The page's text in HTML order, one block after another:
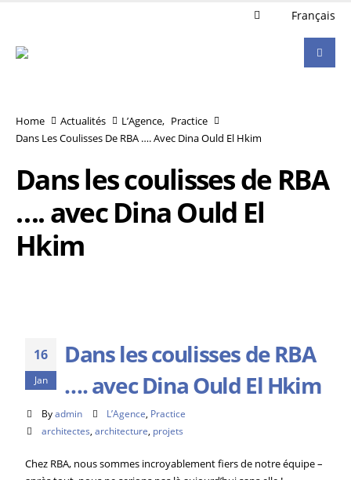
Français
Dans les coulisses de RBA
…. avec Dina Ould El
Hkim
Home Actualités L’Agence, Practice
Dans Les Coulisses De RBA …. Avec Dina Ould El Hkim
16
Jan
Dans les coulisses de RBA
…. avec Dina Ould El Hkim
By admin L’Agence Practice
architectes architecture projets
Chez RBA, nous sommes incroyablement fiers de notre équipe –